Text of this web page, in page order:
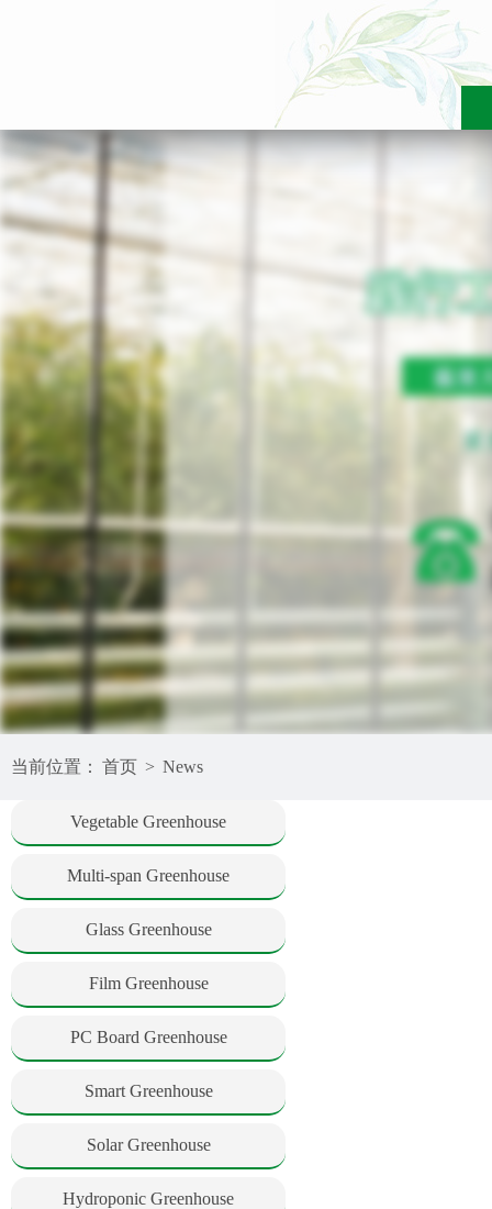
当前位置： 首页 > News
Vegetable Greenhouse
Multi-span Greenhouse
Glass Greenhouse
Film Greenhouse
PC Board Greenhouse
Smart Greenhouse
Solar Greenhouse
Hydroponic Greenhouse